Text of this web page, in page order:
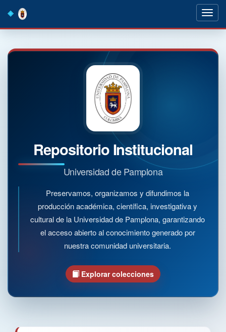
navigation
Repositorio Institucional
Universidad de Pamplona
Preservamos, organizamos y difundimos la
producción académica, científica, investigativa y
cultural de la Universidad de Pamplona, garantizando
el acceso abierto al conocimiento generado por
nuestra comunidad universitaria.
Explorar colecciones